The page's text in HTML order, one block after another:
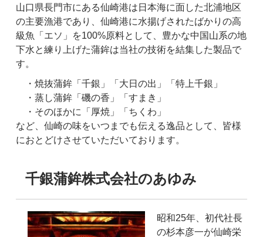
山口県長門市にある仙崎港は日本海に面した北浦地区
の主要漁港であり、仙崎港に水揚げされたばかりの高
級魚「エソ」を100%原料として、豊かな中国山系の地
下水と練り上げた蒲鉾は当社の技術を結集した製品で
す。
・焼抜蒲鉾「千銀」「大日の出」「特上千銀」
・蒸し蒲鉾「磯の香」「すまき」
・そのほかに「厚焼」「ちくわ」
など、仙崎の味をいつまでも伝える逸品として、皆様
におとどけさせていただいております。
千銀蒲鉾株式会社のあゆみ
昭和25年、初代社長
の杉本彦一が仙崎栄